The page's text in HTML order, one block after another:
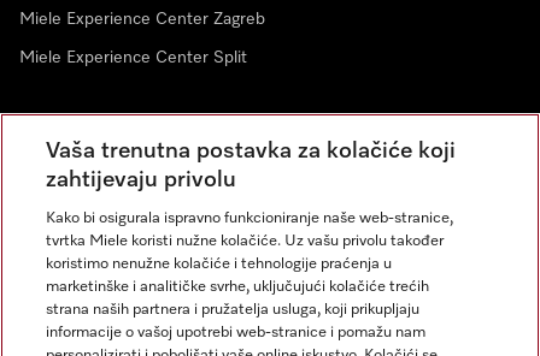
Miele Experience Center Zagreb
Miele Experience Center Split
Newsletter
Vaša trenutna postavka za kolačiće koji
zahtijevaju privolu
Kako bi osigurala ispravno funkcioniranje naše web-stranice,
tvrtka Miele koristi nužne kolačiće. Uz vašu privolu također
koristimo nenužne kolačiće i tehnologije praćenja u
marketinške i analitičke svrhe, uključujući kolačiće trećih
strana naših partnera i pružatelja usluga, koji prikupljaju
informacije o vašoj upotrebi web-stranice i pomažu nam